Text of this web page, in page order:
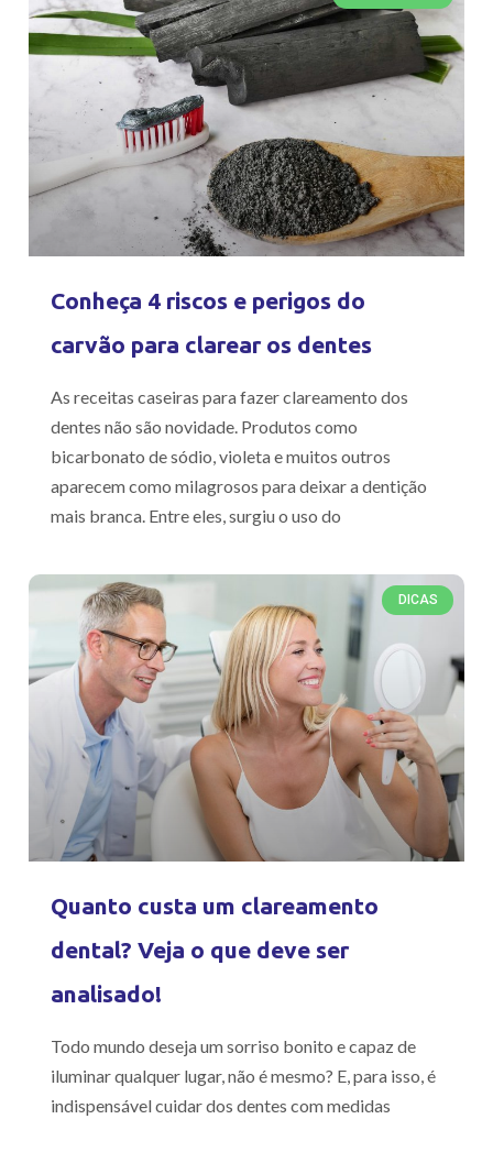
Conheça 4 riscos e perigos do
carvão para clarear os dentes
As receitas caseiras para fazer clareamento dos
dentes não são novidade. Produtos como
bicarbonato de sódio, violeta e muitos outros
aparecem como milagrosos para deixar a dentição
mais branca. Entre eles, surgiu o uso do
DICAS
Quanto custa um clareamento
dental? Veja o que deve ser
analisado!
Todo mundo deseja um sorriso bonito e capaz de
iluminar qualquer lugar, não é mesmo? E, para isso, é
indispensável cuidar dos dentes com medidas